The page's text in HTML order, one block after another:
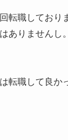
転職しており
ありませんし
転職して良か